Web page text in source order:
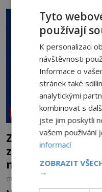
na legendě něco
souhru okolností? Když antropolog Michail
Gerasimov (1907-1970)
NEOBJASNĚNÉ UDÁLOSTI
Záhada
zapomenutý
mistrovský
OD
Tyto
používají
K personalizaci
návštěvnosti
Informace o
stránek také
analytickými
kombinovat s
jste jim poskytli
vašem používání
informací
ZOBRAZIT
→